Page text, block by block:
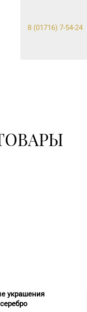
8 (01716) 7-54-24
украшения